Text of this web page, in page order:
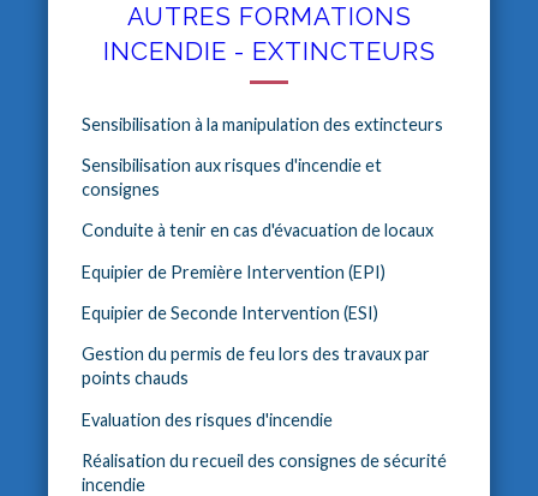
AUTRES FORMATIONS
INCENDIE - EXTINCTEURS
Sensibilisation à la manipulation des extincteurs
Sensibilisation aux risques d'incendie et
consignes
Conduite à tenir en cas d'évacuation de locaux
Equipier de Première Intervention (EPI)
Equipier de Seconde Intervention (ESI)
Gestion du permis de feu lors des travaux par
points chauds
Evaluation des risques d'incendie
Réalisation du recueil des consignes de sécurité
incendie